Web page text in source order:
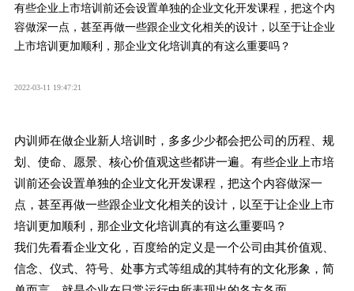
有些企业上市培训前还会设置单独的企业文化开发课程，把这个内
容做深一点，甚至再做一些跟企业文化相关的设计，以至于让企业
上市培训更加顺利，那企业文化培训真的有这么重要吗？
2022-03-11 19:47:21
内训师在做企业新人培训时，多多少少都会把公司的历程、规
划、使命、愿景、核心价值观这些都讲一遍。有些企业上市培
训前还会设置单独的企业文化开发课程，把这个内容做深一
点，甚至再做一些跟企业文化相关的设计，以至于让企业上市
培训更加顺利，那企业文化培训真的有这么重要吗？
我们先看看企业文化，百度给的定义是一个公司由其价值观、
信念、仪式、符号、处事方式等组成的其特有的文化形象，简